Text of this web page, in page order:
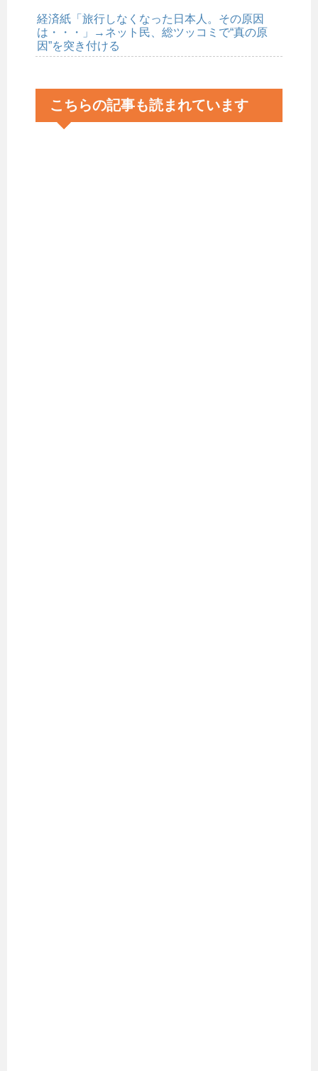
経済紙「旅行しなくなった日本人。その原因
は・・・」→ネット民、総ツッコミで“真の原
因”を突き付ける
こちらの記事も読まれています